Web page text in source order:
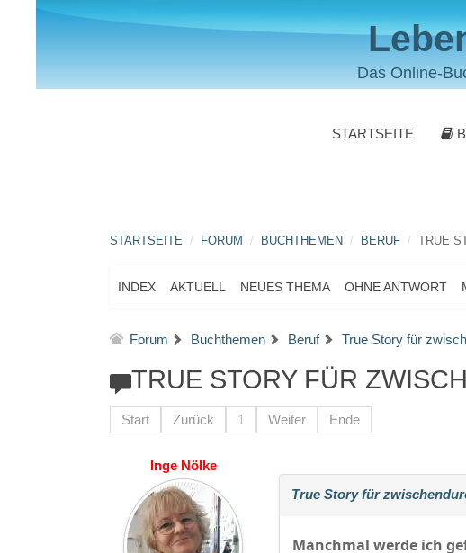
Das Online-
STARTSEITE
STARTSEITE FORUM BUCHTHEMEN BERUF TRUE
INDEX AKTUELL NEUES THEMA OHNE ANTWORT
Forum Buchthemen Beruf True Story für
TRUE STORY FÜR
Start Zurück 1 Weiter Ende
Inge Nölke
True Story für
Manchmal werde ich